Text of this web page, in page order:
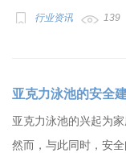
行业资讯 139
亚克力泳池的安全
亚克力泳池的兴起为
然而，与此同时，安